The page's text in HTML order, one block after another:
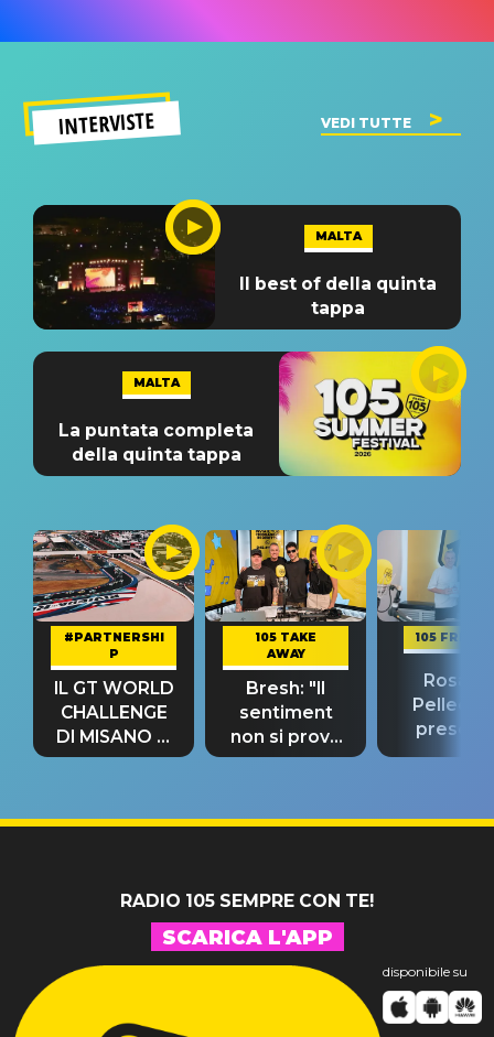
INTERVISTE VEDI TUTTE
MALTA
Il best of della quinta
tappa
MALTA
La puntata completa
della quinta tappa
#PARTNERSHI
P
IL GT WORLD
CHALLENGE
DI MISANO si
riconferma
105 TAKE
AWAY
Bresh: "Il
sentiment
non si prova
fino alla notte
105
Rosario
“Così
RADIO 105 SEMPRE CON TE!
SCARICA L'APP
disponibile su